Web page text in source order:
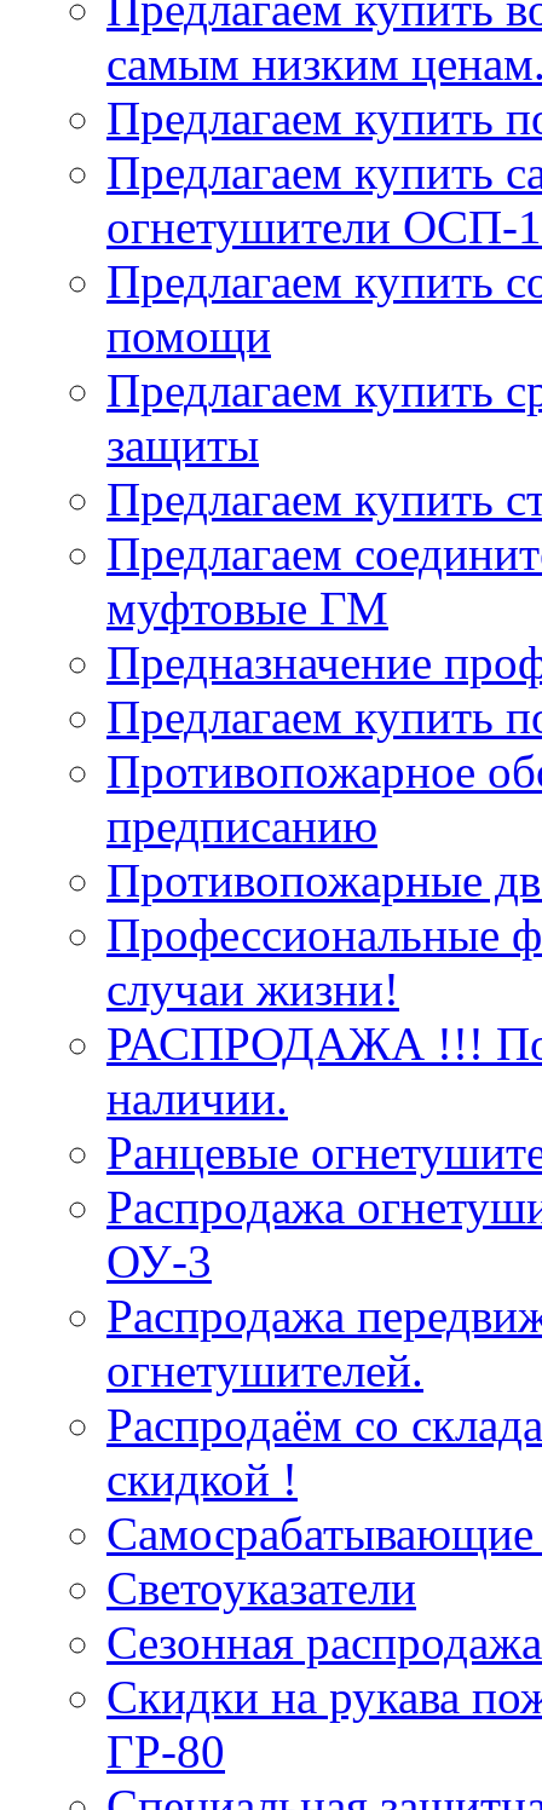
самым низким
Предлагаем купить
Предлагаем купить
огнетушители
Предлагаем купить
помощи
Предлагаем купить
защиты
Предлагаем купить
Предлагаем
муфтовые ГМ
Предназначение
Предлагаем купить
Противопожарное
предписанию
Противопожарные
Профессиональные
случаи жизни!
РАСПРОДАЖА !!!
наличии.
Ранцевые
Распродажа
ОУ-3
Распродажа
огнетушителей.
Распродаём со
скидкой !
Самосрабатывающие
Светоуказатели
Сезонная
Скидки на рукава
ГР-80